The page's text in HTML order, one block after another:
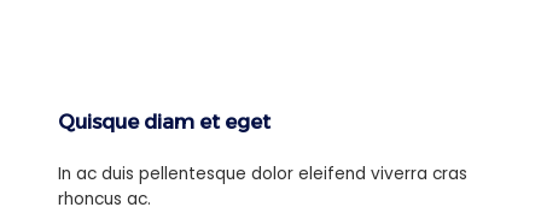
Quisque diam et eget
In ac duis pellentesque dolor eleifend viverra cras
rhoncus ac.